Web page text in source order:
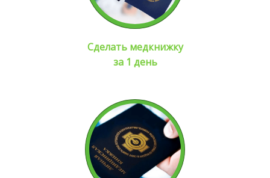
Сделать медкнижку
за 1 день